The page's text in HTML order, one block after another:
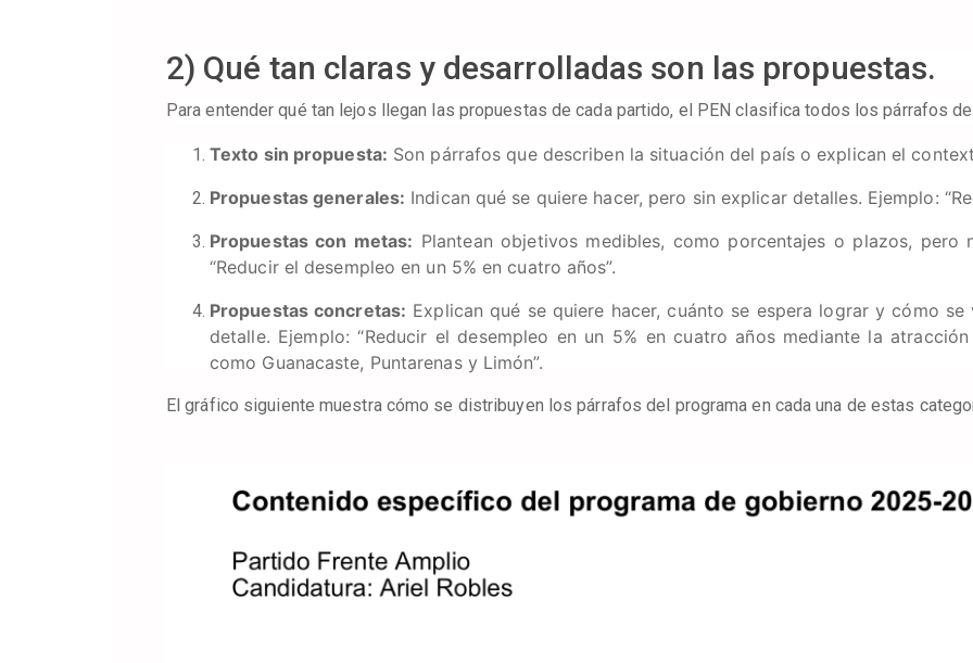
2) Qué tan claras y desarrolladas son las propuestas.
Para entender qué tan lejos llegan las propuestas de cada partido, el PEN clasifica todos los párrafos
Texto sin propuesta: Son párrafos que describen la situación del país o explican el
Propuestas generales: Indican qué se quiere hacer, pero sin explicar detalles. Ejemplo:
Propuestas con metas: Plantean objetivos medibles, como porcentajes o plazos, pero
“Reducir el desempleo en un 5% en cuatro años”.
Propuestas concretas: Explican qué se quiere hacer, cuánto se espera lograr y cómo
detalle. Ejemplo: “Reducir el desempleo en un 5% en cuatro años mediante la
como Guanacaste, Puntarenas y Limón”.
El gráfico siguiente muestra cómo se distribuyen los párrafos del programa en cada una de estas